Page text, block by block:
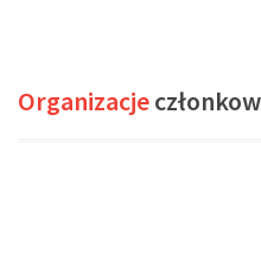
Organizacje